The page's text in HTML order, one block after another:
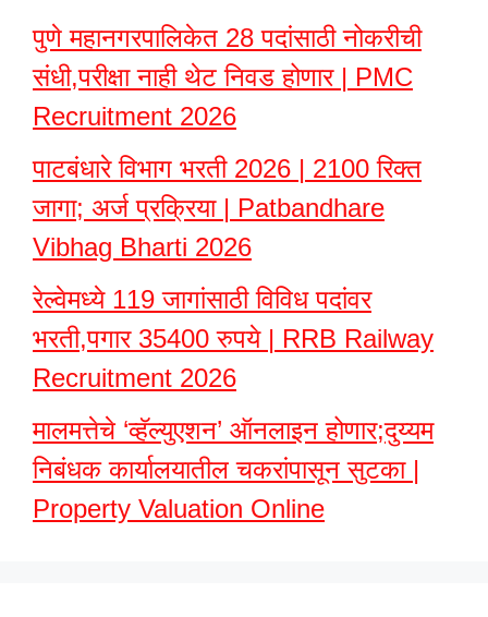
पुणे महानगरपालिकेत 28 पदांसाठी नोकरीची
संधी,परीक्षा नाही थेट निवड होणार | PMC
Recruitment 2026
पाटबंधारे विभाग भरती 2026 | 2100 रिक्त
जागा; अर्ज प्रक्रिया | Patbandhare
Vibhag Bharti 2026
रेल्वेमध्ये 119 जागांसाठी विविध पदांवर
भरती,पगार 35400 रुपये | RRB Railway
Recruitment 2026
मालमत्तेचे ‘व्हॅल्युएशन’ ऑनलाइन होणार;दुय्यम
निबंधक कार्यालयातील चकरांपासून सुटका |
Property Valuation Online